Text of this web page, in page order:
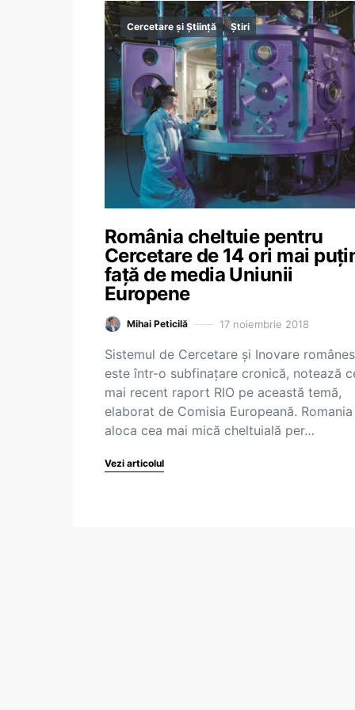
Cercetare și Știință Știri
România cheltuie pentru
Cercetare de 14 ori mai
față de media Uniunii
Europene
Mihai Peticilă 17 noiembrie 2018
Sistemul de Cercetare și Inovare
este într-o subfinațare cronică, notează
mai recent raport RIO pe această temă,
elaborat de Comisia Europeană. Romania
aloca cea mai mică cheltuială per…
Vezi articolul